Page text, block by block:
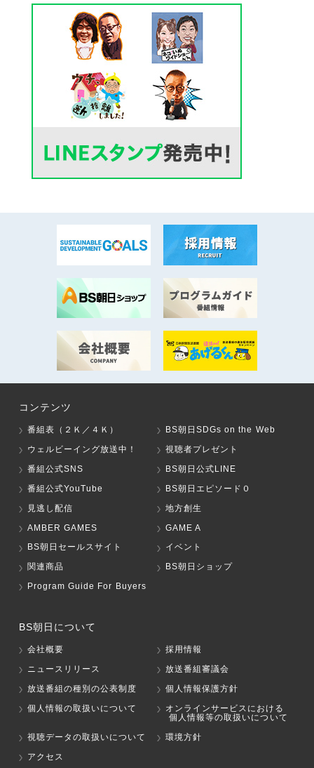
コンテンツ
番組表（２Ｋ／４Ｋ）
BS朝日SDGs on the Web
ウェルビーイング放送中！
視聴者プレゼント
番組公式SNS
BS朝日公式LINE
番組公式YouTube
BS朝日エピソード０
見逃し配信
地方創生
AMBER GAMES
GAME A
BS朝日セールスサイト
イベント
関連商品
BS朝日ショップ
Program Guide For Buyers
BS朝日について
会社概要
採用情報
ニュースリリース
放送番組審議会
放送番組の種別の公表制度
個人情報保護方針
個人情報の取扱いについて
オンラインサービスにおける
個人情報等の取扱いについて
視聴データの取扱いについて
環境方針
アクセス